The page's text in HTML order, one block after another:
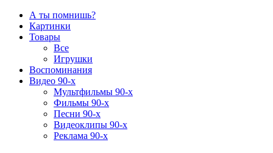
А ты помнишь?
Картинки
Товары
Все
Игрушки
Воспоминания
Видео 90-х
Мультфильмы 90-х
Фильмы 90-х
Песни 90-х
Видеоклипы 90-х
Реклама 90-х